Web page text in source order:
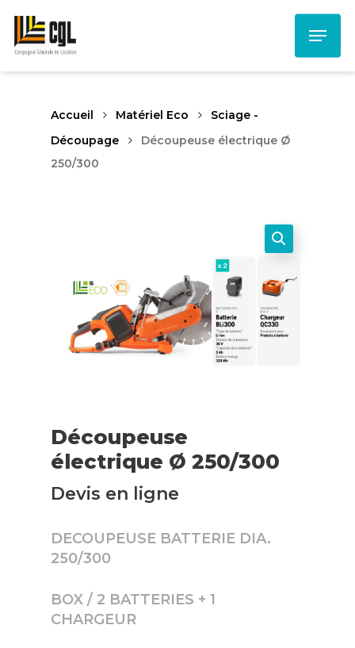
main
content
Menu
Accueil Matériel Eco
Sciage -
Découpage
Découpeuse électrique Ø
250/300
Découpeuse
électrique Ø 250/300
Devis en ligne
DECOUPEUSE BATTERIE DIA.
250/300
BOX / 2 BATTERIES + 1
CHARGEUR